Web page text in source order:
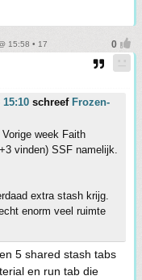
15:58 • 17
schreef Frozen-
week Faith
vinden) SSF namelijk.
extra stash krijg.
enorm veel ruimte
5 shared stash tabs
en run tab die